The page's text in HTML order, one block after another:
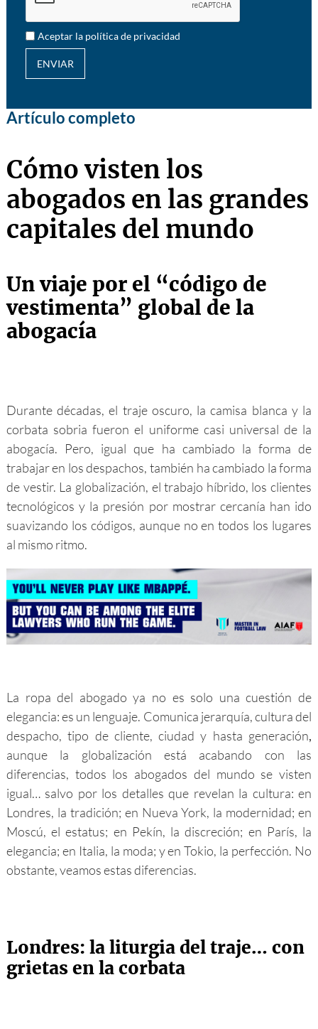
Aceptar la política de privacidad
ENVIAR
Artículo completo
Cómo visten los
abogados en las grandes
capitales del mundo
Un viaje por el “código de
vestimenta” global de la
abogacía
Durante décadas, el traje oscuro, la camisa blanca y la
corbata sobria fueron el uniforme casi universal de la
abogacía. Pero, igual que ha cambiado la forma de
trabajar en los despachos, también ha cambiado la forma
de vestir. La globalización, el trabajo híbrido, los clientes
tecnológicos y la presión por mostrar cercanía han ido
suavizando los códigos, aunque no en todos los lugares
al mismo ritmo.
La ropa del abogado ya no es solo una cuestión de
elegancia: es un lenguaje. Comunica jerarquía, cultura del
despacho, tipo de cliente, ciudad y hasta generación,
aunque la globalización está acabando con las
diferencias, todos los abogados del mundo se visten
igual… salvo por los detalles que revelan la cultura: en
Londres, la tradición; en Nueva York, la modernidad; en
Moscú, el estatus; en Pekín, la discreción; en París, la
elegancia; en Italia, la moda; y en Tokio, la perfección. No
obstante, veamos estas diferencias.
Londres: la liturgia del traje… con
grietas en la corbata